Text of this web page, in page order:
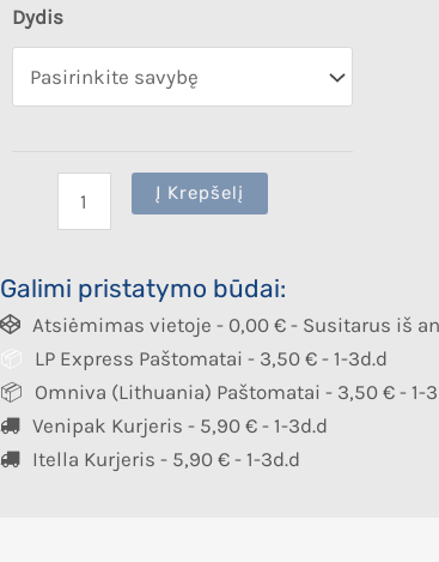
Dydis
Į Krepšelį
Galimi pristatymo būdai:
Atsiėmimas vietoje - 0,00 € - Susitarus iš
LP Express Paštomatai - 3,50 € - 1-3d.d
Omniva (Lithuania) Paštomatai - 3,50 € - 1-
Venipak Kurjeris - 5,90 € - 1-3d.d
Itella Kurjeris - 5,90 € - 1-3d.d